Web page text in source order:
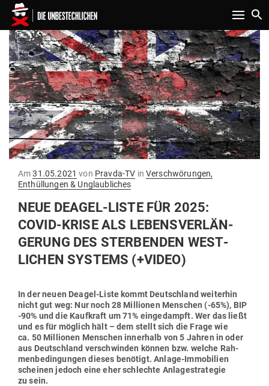
Toggle
AmGepostet
am
31.05.2021 von Pravda-TV in Verschwörungen,
Enthüllungen & Unglaubliches
NEUE DEAGEL-LISTE FÜR 2025:
COVID-KRISE ALS LEBENS­VER­LÄN­
GERUNG DES STER­BENDEN WEST­
LICHEN SYSTEMS (+VIDEO)
In der neuen Deagel-Liste kommt Deutschland wei­terhin
nicht gut weg: Nur noch 28 Mil­lionen Men­schen (-65%), BIP
‑90% und die Kauf­kraft um 71% ein­ge­dampft. Wer das ließt
und es für möglich hält – dem stellt sich die Frage wie
ca. 50 Mil­lionen Men­schen innerhalb von 5 Jahren in oder
aus Deutschland ver­schwinden können bzw. welche Rah­
men­be­din­gungen dieses benötigt. Anlage-Immo­bilien
scheinen jedoch eine eher schlechte Anla­ge­stra­tegie
zu sein.